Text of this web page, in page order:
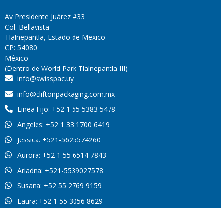
Av Presidente Juárez #33
Col. Bellavista
Tlalnepantla, Estado de México
CP: 54080
México
(Dentro de World Park Tlalnepantla III)
info@swisspac.uy
info@cliftonpackaging.com.mx
Linea Fijo: +52 1 55 5383 5478
Angeles: +52 1 33 1700 6419
Jessica: +521-5625574260
Aurora: +52 1 55 6514 7843
Ariadna: +521-5539027578
Susana: +52 55 2769 9159
Laura: +52 1 55 3056 8629